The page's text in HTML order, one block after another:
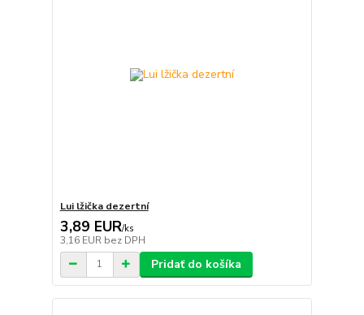
Lui lžička dezertní
3,89 EUR/ks
3,16 EUR bez DPH
Pridať do košíka